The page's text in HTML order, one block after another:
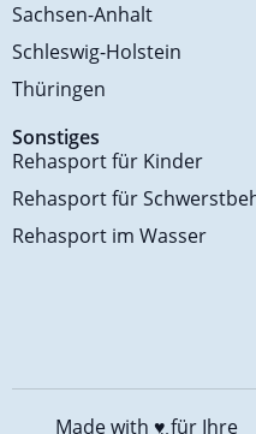
Sachsen-Anhalt
Schleswig-Holstein
Thüringen
Sonstiges
Rehasport für Kinder
Rehasport für
Rehasport im Wasser
Made with ♥️für Ihre